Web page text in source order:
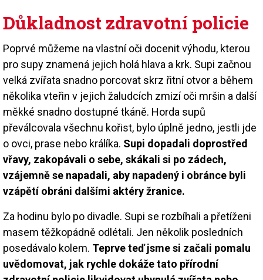
Důkladnost zdravotní policie
Poprvé můžeme na vlastní oči docenit výhodu, kterou
pro supy znamená jejich holá hlava a krk. Supi začnou
velká zvířata snadno porcovat skrz řitní otvor a během
několika vteřin v jejich žaludcích zmizí oči mršin a další
měkké snadno dostupné tkáně. Horda supů
převálcovala všechnu kořist, bylo úplně jedno, jestli jde
o ovci, prase nebo králíka. Supi dopadali doprostřed
vřavy, zakopávali o sebe, skákali si po zádech,
vzájemně se napadali, aby napadený i obránce byli
vzápětí obráni dalšími aktéry žranice.
Za hodinu bylo po divadle. Supi se rozbíhali a přetíženi
masem těžkopádně odlétali. Jen několik posledních
posedávalo kolem. Teprve teď jsme si začali pomalu
uvědomovat, jak rychle dokáže tato přírodní